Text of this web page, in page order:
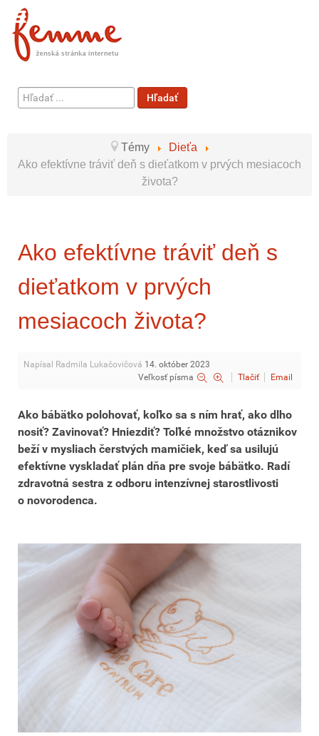
Hľadať
...
Hľadať
Témy
Dieťa
Ako efektívne tráviť deň s dieťatkom v prvých mesiacoch
života?
Ako efektívne tráviť deň s
dieťatkom v prvých
mesiacoch života?
Napísal Radmila Lukačovičová 14. október 2023
Veľkosť písma
Tlačiť Email
Ako bábätko polohovať, koľko sa s ním hrať, ako dlho
nosiť? Zavinovať? Hniezdiť? Toľké množstvo otáznikov
beží v mysliach čerstvých mamičiek, keď sa usilujú
efektívne vyskladať plán dňa pre svoje bábätko. Radí
zdravotná sestra z odboru intenzívnej starostlivosti
o novorodenca.